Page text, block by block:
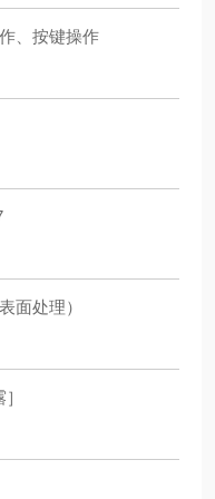
、按键操作
面处理）